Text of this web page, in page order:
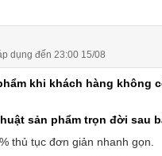
dụng đến 23:00 15/08
khi khách hàng không
sản phẩm trọn đời sau
thủ tục đơn giản nhanh gọn.